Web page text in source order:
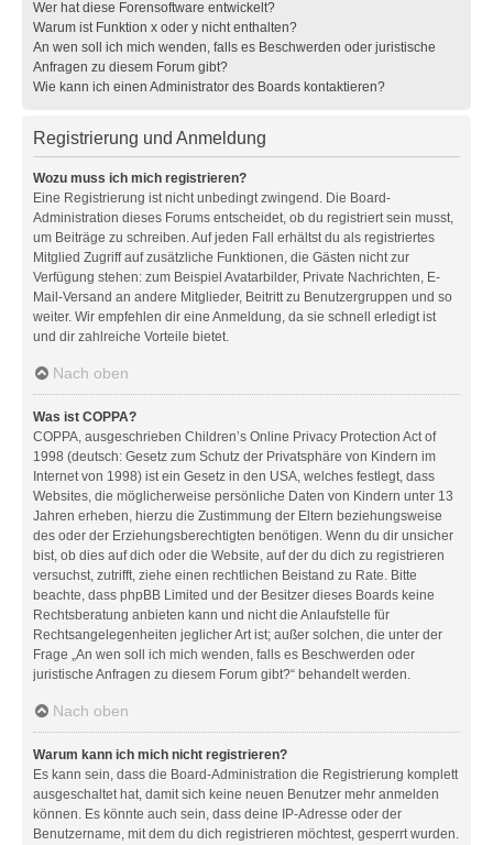
Wer hat diese Forensoftware entwickelt?
Warum ist Funktion x oder y nicht enthalten?
An wen soll ich mich wenden, falls es Beschwerden oder juristische
Anfragen zu diesem Forum gibt?
Wie kann ich einen Administrator des Boards kontaktieren?
Registrierung und Anmeldung
Wozu muss ich mich registrieren?
Eine Registrierung ist nicht unbedingt zwingend. Die Board-
Administration dieses Forums entscheidet, ob du registriert sein musst,
um Beiträge zu schreiben. Auf jeden Fall erhältst du als registriertes
Mitglied Zugriff auf zusätzliche Funktionen, die Gästen nicht zur
Verfügung stehen: zum Beispiel Avatarbilder, Private Nachrichten, E-
Mail-Versand an andere Mitglieder, Beitritt zu Benutzergruppen und so
weiter. Wir empfehlen dir eine Anmeldung, da sie schnell erledigt ist
und dir zahlreiche Vorteile bietet.
Nach oben
Was ist COPPA?
COPPA, ausgeschrieben Children’s Online Privacy Protection Act of
1998 (deutsch: Gesetz zum Schutz der Privatsphäre von Kindern im
Internet von 1998) ist ein Gesetz in den USA, welches festlegt, dass
Websites, die möglicherweise persönliche Daten von Kindern unter 13
Jahren erheben, hierzu die Zustimmung der Eltern beziehungsweise
des oder der Erziehungsberechtigten benötigen. Wenn du dir unsicher
bist, ob dies auf dich oder die Website, auf der du dich zu registrieren
versuchst, zutrifft, ziehe einen rechtlichen Beistand zu Rate. Bitte
beachte, dass phpBB Limited und der Besitzer dieses Boards keine
Rechtsberatung anbieten kann und nicht die Anlaufstelle für
Rechtsangelegenheiten jeglicher Art ist; außer solchen, die unter der
Frage „An wen soll ich mich wenden, falls es Beschwerden oder
juristische Anfragen zu diesem Forum gibt?“ behandelt werden.
Nach oben
Warum kann ich mich nicht registrieren?
Es kann sein, dass die Board-Administration die Registrierung komplett
ausgeschaltet hat, damit sich keine neuen Benutzer mehr anmelden
können. Es könnte auch sein, dass deine IP-Adresse oder der
Benutzername, mit dem du dich registrieren möchtest, gesperrt wurden.